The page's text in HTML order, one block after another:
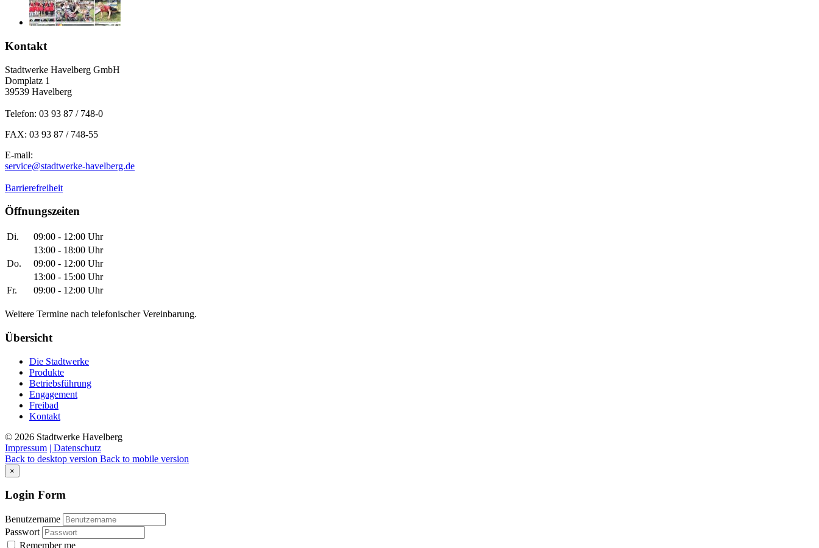
Kontakt
Stadtwerke Havelberg GmbH
Domplatz 1
39539 Havelberg
Telefon: 03 93 87 / 748-0
FAX: 03 93 87 / 748-55
E-mail:
service@stadtwerke-havelberg.de
Barrierefreiheit
Öffnungszeiten
Di.
09:00 - 12:00 Uhr
13:00 - 18:00 Uhr
Do.
09:00 - 12:00 Uhr
13:00 - 15:00 Uhr
Fr.
09:00 - 12:00 Uhr
Weitere Termine nach telefonischer Vereinbarung.
Übersicht
Die Stadtwerke
Produkte
Betriebsführung
Engagement
Freibad
Kontakt
© 2026 Stadtwerke Havelberg
Impressum | Datenschutz
Back to desktop version Back to mobile version
×
Login Form
Benutzername
Passwort
Remember me